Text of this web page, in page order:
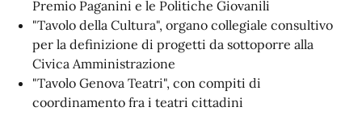
Premio Paganini e le Politiche Giovanili
"Tavolo della Cultura", organo collegiale consultivo
per la definizione di progetti da sottoporre alla
Civica Amministrazione
"Tavolo Genova Teatri", con compiti di
coordinamento fra i teatri cittadini